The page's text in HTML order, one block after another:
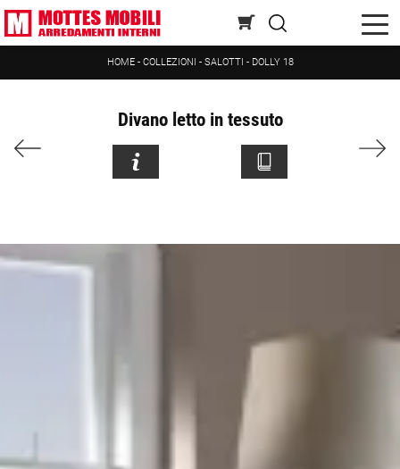
HOME- COLLEZIONI - SALOTTI - DOLLY 18
Divano letto in tessuto